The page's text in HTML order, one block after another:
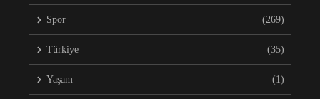
Spor (269)
Türkiye (35)
Yaşam (1)